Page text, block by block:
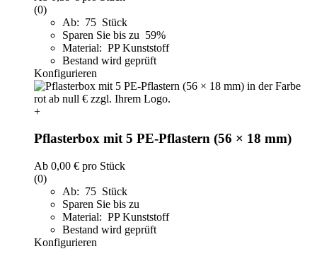
(0)
Ab: 75 Stück
Sparen Sie bis zu 59%
Material: PP Kunststoff
Bestand wird geprüft
Konfigurieren
+
Pflasterbox mit 5 PE-Pflastern (56 × 18 mm)
Ab 0,00 € pro Stück
(0)
Ab: 75 Stück
Sparen Sie bis zu
Material: PP Kunststoff
Bestand wird geprüft
Konfigurieren